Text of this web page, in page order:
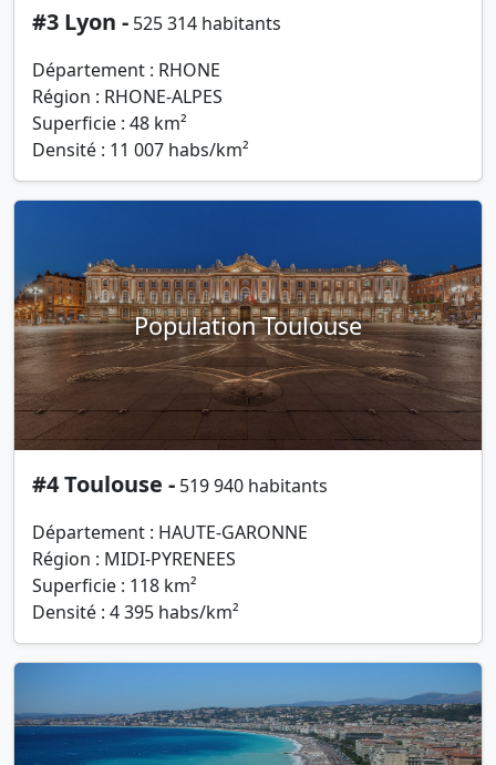
#3 Lyon - 525 314 habitants
Département : RHONE
Région : RHONE-ALPES
Superficie : 48 km²
Densité : 11 007 habs/km²
Population Toulouse
#4 Toulouse - 519 940 habitants
Département : HAUTE-GARONNE
Région : MIDI-PYRENEES
Superficie : 118 km²
Densité : 4 395 habs/km²